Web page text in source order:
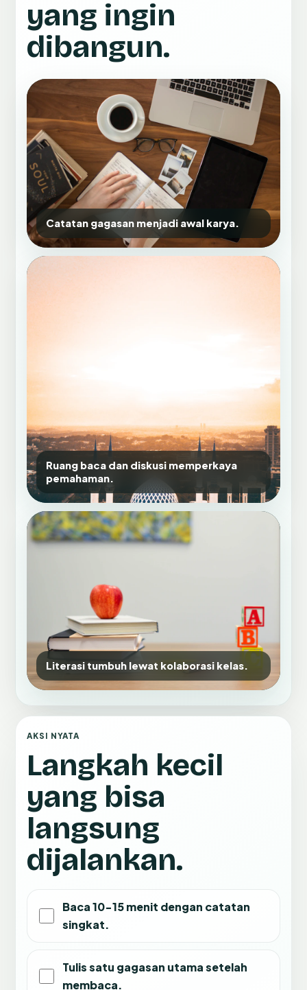
yang ingin
dibangun.
Catatan gagasan menjadi awal karya.
Ruang baca dan diskusi memperkaya
pemahaman.
Literasi tumbuh lewat kolaborasi kelas.
AKSI NYATA
Langkah kecil
yang bisa
langsung
dijalankan.
Baca 10-15 menit dengan catatan
singkat.
Tulis satu gagasan utama setelah
membaca.